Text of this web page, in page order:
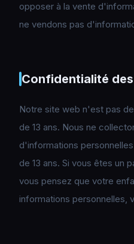
opposer à la vente
ne vendons pas
Confidentialité
Notre site web n'est pas
de 13 ans. Nous ne
d'informations
de 13 ans. Si vous êtes un
vous pensez que votre
informations personnelles,